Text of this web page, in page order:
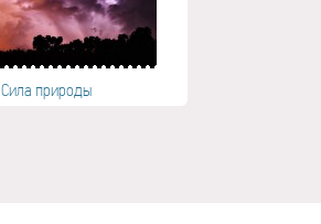
Сила природы